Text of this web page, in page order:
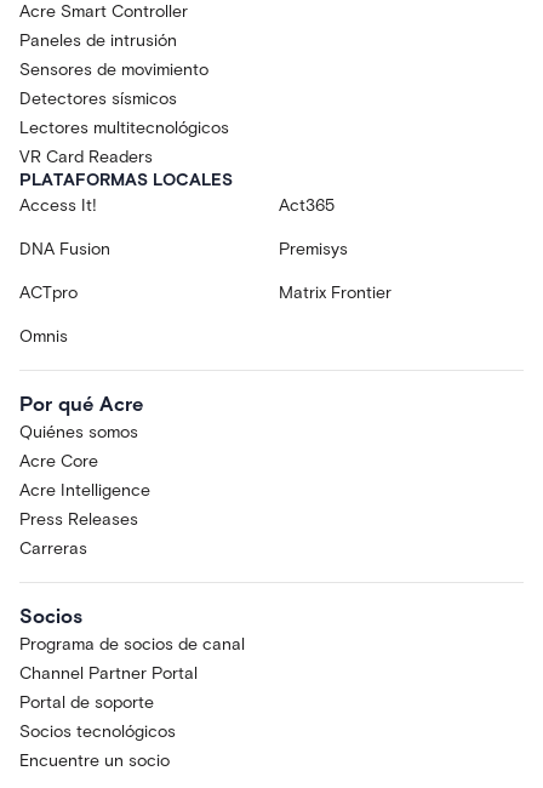
Acre Smart Controller
Paneles de intrusión
Sensores de movimiento
Detectores sísmicos
Lectores multitecnológicos
VR Card Readers
PLATAFORMAS LOCALES
Access It!
Act365
DNA Fusion Premisys
ACTpro Matrix Frontier
Omnis
Por qué Acre
Quiénes somos
Acre Core
Acre Intelligence
Press Releases
Carreras
Socios
Programa de socios de canal
Channel Partner Portal
Portal de soporte
Socios tecnológicos
Encuentre un socio